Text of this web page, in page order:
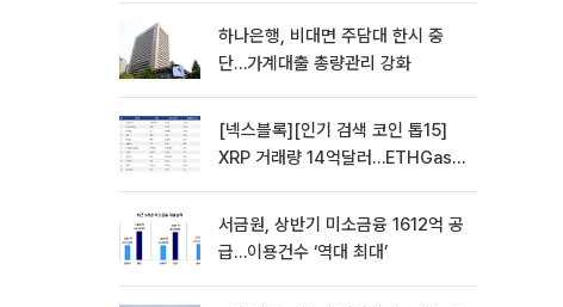
하나은행, 비대면 주담대 한시 중
단…가계대출 총량관리 강화
[넥스블록][인기 검색 코인 톱15]
XRP 거래량 14억달러…ETHGas
서금원, 상반기 미소금융 1612억 공
급…이용건수 ‘역대 최대’